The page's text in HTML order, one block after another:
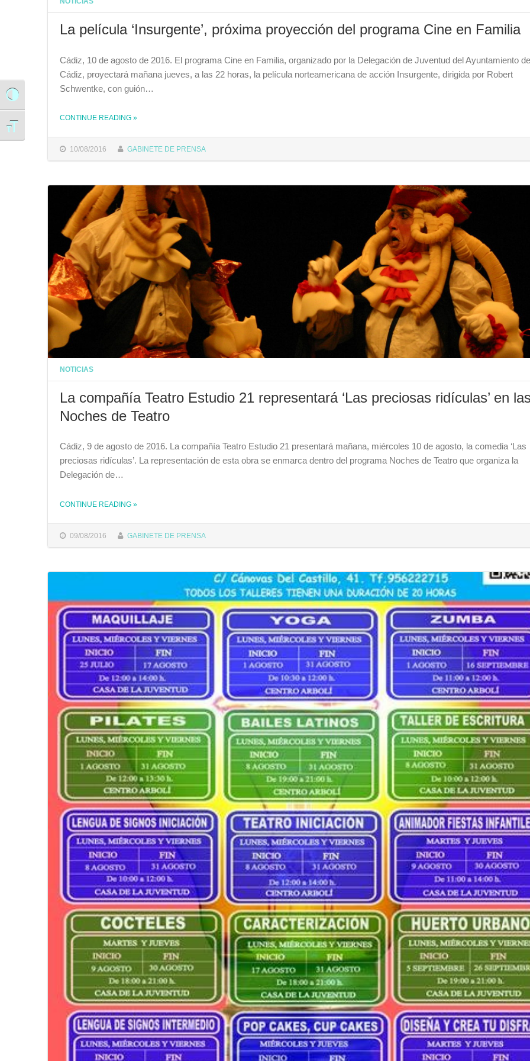
Alternar alto contraste
Alternar tamaño de letra
La película ‘Insurgente’, próxima proyección del programa Cine en Familia
10/08/2016 GABINETE DE PRENSA
Cádiz, 10 de agosto de 2016. El programa Cine en Familia, organizado por la Delegación de Juventud del Ayuntamiento de
Cádiz, proyectará mañana jueves, a las 22 horas, la película norteamericana de acción Insurgente, dirigida por Robert
Schwentke, con guión…
CONTINUE READING THE "LA PELÍCULA ‘INSURGENTE’, PRÓXIMA PROYECCIÓN DEL PROGRAMA CINE EN FAMILIA"
»
NOTICIAS
La compañía Teatro Estudio 21 representará ‘Las preciosas ridículas’ en
Noches de Teatro
09/08/2016 GABINETE DE PRENSA
Cádiz, 9 de agosto de 2016. La compañía Teatro Estudio 21 presentará mañana, miércoles 10 de agosto, la comedia ‘Las
preciosas ridículas’. La representación de esta obra se enmarca dentro del programa Noches de Teatro que organiza la
Delegación de…
CONTINUE READING THE "LA COMPAÑÍA TEATRO ESTUDIO 21 REPRESENTARÁ ‘LAS PRECIOSAS RIDÍCULAS’ EN LAS NOCHES DE TEATRO"
»